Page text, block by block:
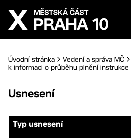
Přejít na hlavní obsah
Úvodní stránka Vedení a správa MČ
k informaci o průběhu plnění instrukce
Usnesení
Typ usnesení